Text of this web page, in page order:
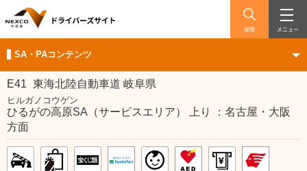
検索 メニュー
SA・PAコンテンツ
E41 東海北陸自動車道 岐阜県
ヒルガノコウゲン
ひるがの高原SA（サービスエリア） 上り ：名古屋・大阪
方面